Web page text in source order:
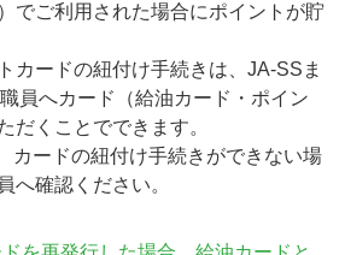
でご利用された場合にポイントが貯
カードの紐付け手続きは、JA-SSま
員へカード（給油カード・ポイン
だくことでできます。
カードの紐付け手続きができない場
へ確認ください。